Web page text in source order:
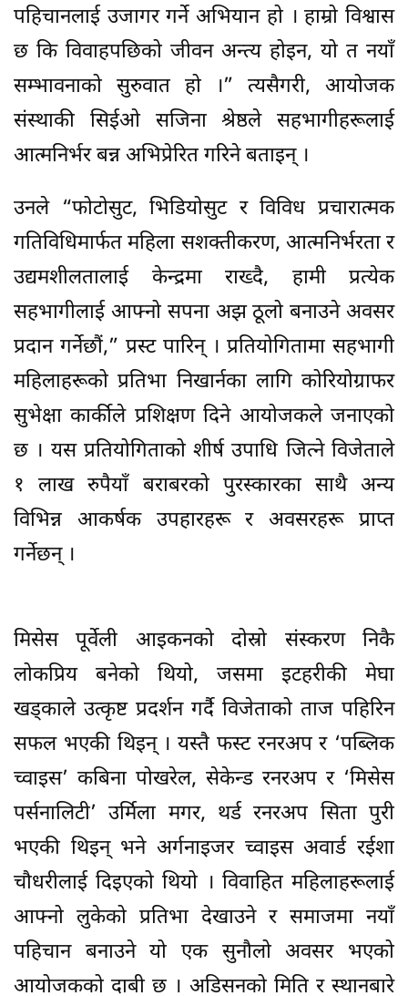
पहिचानलाई उजागर गर्ने अभियान हो । हाम्रो विश्वास
छ कि विवाहपछिको जीवन अन्त्य होइन, यो त नयाँ
सम्भावनाको सुरुवात हो ।” त्यसैगरी, आयोजक
संस्थाकी सिईओ सजिना श्रेष्ठले सहभागीहरूलाई
आत्मनिर्भर बन्न अभिप्रेरित गरिने बताइन् ।
उनले “फोटोसुट, भिडियोसुट र विविध प्रचारात्मक
गतिविधिमार्फत महिला सशक्तीकरण, आत्मनिर्भरता र
उद्यमशीलतालाई केन्द्रमा राख्दै, हामी प्रत्येक
सहभागीलाई आफ्नो सपना अझ ठूलो बनाउने अवसर
प्रदान गर्नेछौं,” प्रस्ट पारिन् । प्रतियोगितामा सहभागी
महिलाहरूको प्रतिभा निखार्नका लागि कोरियोग्राफर
सुभेक्षा कार्कीले प्रशिक्षण दिने आयोजकले जनाएको
छ । यस प्रतियोगिताको शीर्ष उपाधि जित्ने विजेताले
१ लाख रुपैयाँ बराबरको पुरस्कारका साथै अन्य
विभिन्न आकर्षक उपहारहरू र अवसरहरू प्राप्त
गर्नेछन् ।
मिसेस पूर्वेली आइकनको दोस्रो संस्करण निकै
लोकप्रिय बनेको थियो, जसमा इटहरीकी मेघा
खड्काले उत्कृष्ट प्रदर्शन गर्दै विजेताको ताज पहिरिन
सफल भएकी थिइन् । यस्तै फस्ट रनरअप र ‘पब्लिक
च्वाइस’ कबिना पोखरेल, सेकेन्ड रनरअप र ‘मिसेस
पर्सनालिटी’ उर्मिला मगर, थर्ड रनरअप सिता पुरी
भएकी थिइन् भने अर्गनाइजर च्वाइस अवार्ड रईशा
चौधरीलाई दिइएको थियो । विवाहित महिलाहरूलाई
आफ्नो लुकेको प्रतिभा देखाउने र समाजमा नयाँ
पहिचान बनाउने यो एक सुनौलो अवसर भएको
आयोजकको दाबी छ । अडिसनको मिति र स्थानबारे